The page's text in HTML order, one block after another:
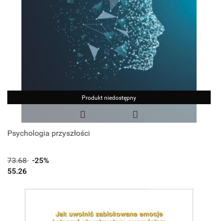
Produkt niedostępny
Psychologia przyszłości
73.68 -25%
55.26